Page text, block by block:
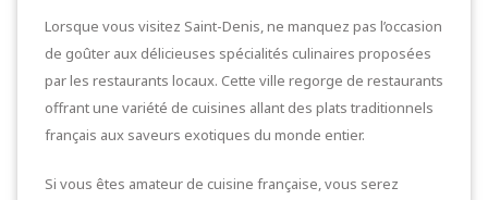
Lorsque vous visitez Saint-Denis, ne manquez pas l’occasion
de goûter aux délicieuses spécialités culinaires proposées
par les restaurants locaux. Cette ville regorge de restaurants
offrant une variété de cuisines allant des plats traditionnels
français aux saveurs exotiques du monde entier.
Si vous êtes amateur de cuisine française, vous serez